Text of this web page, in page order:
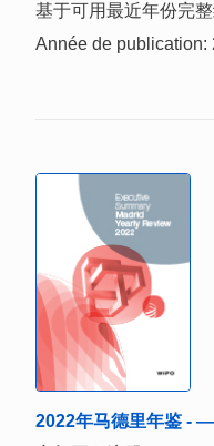
基于可用最近年份完
Année de publication:
2022年马德里年鉴 -